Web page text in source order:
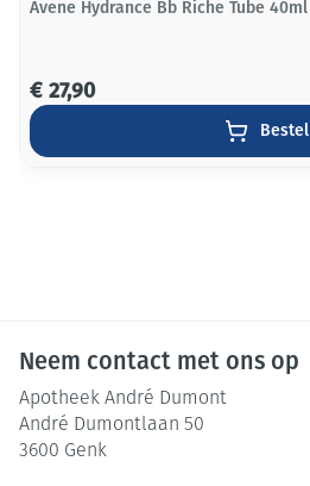
Avene Hydrance Bb Riche Tube 40ml
€ 27,90
Bestel
Neem contact met ons op
Apotheek André Dumont
André Dumontlaan 50
3600 Genk